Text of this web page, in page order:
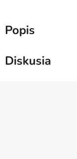
Popis
Diskusia